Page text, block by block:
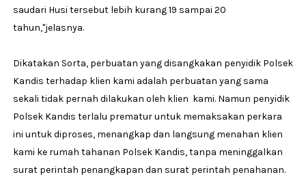
saudari Husi tersebut lebih kurang 19 sampai 20
tahun,"jelasnya.
Dikatakan Sorta, perbuatan yang disangkakan penyidik Polsek
Kandis terhadap klien kami adalah perbuatan yang sama
sekali tidak pernah dilakukan oleh klien kami. Namun penyidik
Polsek Kandis terlalu prematur untuk memaksakan perkara
ini untuk diproses, menangkap dan langsung menahan klien
kami ke rumah tahanan Polsek Kandis, tanpa meninggalkan
surat perintah penangkapan dan surat perintah penahanan.